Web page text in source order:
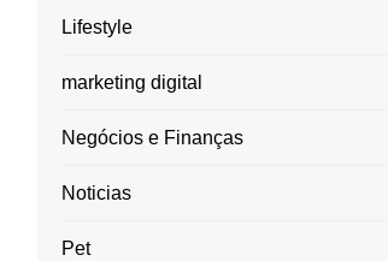
Lifestyle
marketing digital
Negócios e Finanças
Noticias
Pet